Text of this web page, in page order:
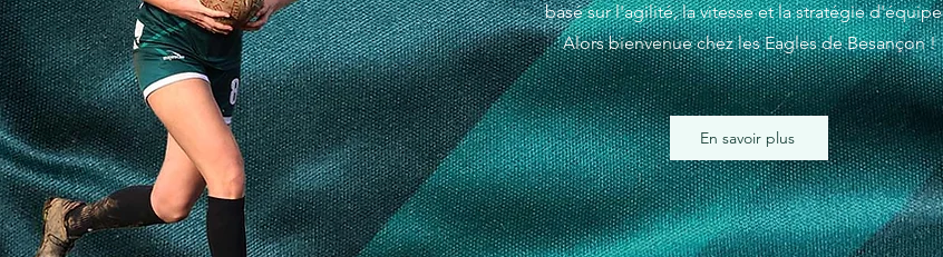
basé sur l'agilité, la vitesse et la stratégie d'équipe
Alors bienvenue chez les Eagles de Besançon !
En savoir plus